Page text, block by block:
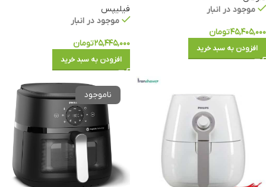
موجود در انبار
۴۵,۴۰۵,۰۰۰تومان
افزودن به سبد خرید
فیلیپس
موجود در انبار
۲۵,۴۴۵,۰۰۰تومان
افزودن به سبد خرید